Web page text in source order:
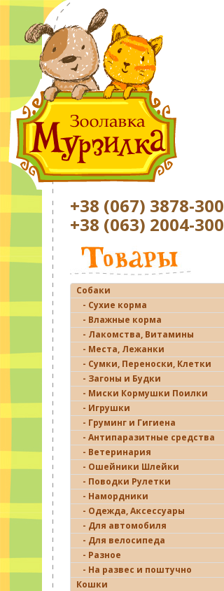
+38 (067) 3878-300
+38 (063) 2004-300
Собаки
- Сухие корма
- Влажные корма
- Лакомства, Витамины
- Места, Лежанки
- Сумки, Переноски, Клетки
- Загоны и Будки
- Миски Кормушки Поилки
- Игрушки
- Груминг и Гигиена
- Антипаразитные средства
- Ветеринария
- Ошейники Шлейки
- Поводки Рулетки
- Намордники
- Одежда, Аксессуары
- Для автомобиля
- Для велосипеда
- Разное
- На развес и поштучно
Кошки